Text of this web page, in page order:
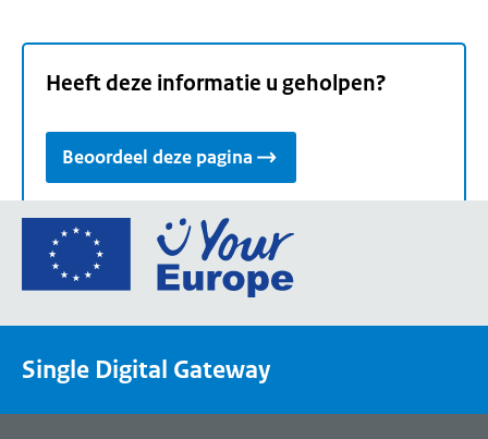
Heeft deze informatie u geholpen?
Beoordeel deze pagina
Ga
de
een
Single Digital Gateway